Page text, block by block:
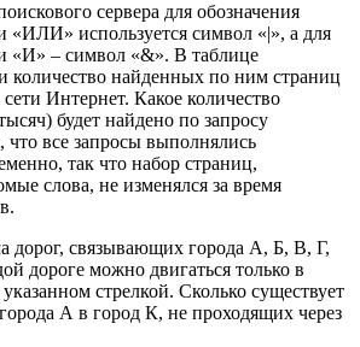
сервера для обозначения
«ИЛИ» используется символ «|», а для
«И» – символ «&». В таблице
количество найденных по ним страниц
Интернет. Какое количество
будет найдено по запросу
что все запросы выполнялись
так что набор страниц,
слова, не изменялся за время
дорог, связывающих города А, Б, В, Г,
дороге можно двигаться только в
стрелкой. Сколько существует
А в город К, не проходящих через